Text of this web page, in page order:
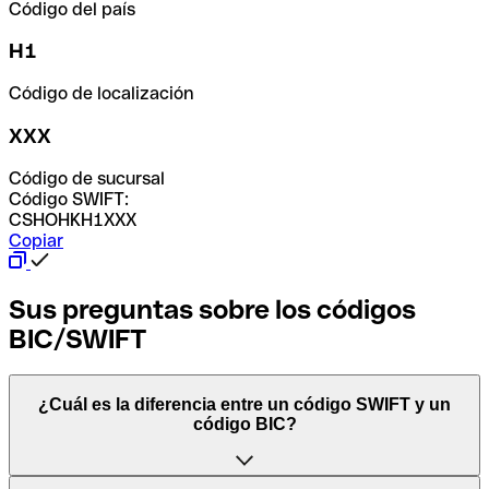
Código del país
H1
Código de localización
XXX
Código de sucursal
Código SWIFT:
CSHOHKH1XXX
Copiar
Sus preguntas sobre los códigos
BIC/SWIFT
¿Cuál es la diferencia entre un código SWIFT y un
código BIC?